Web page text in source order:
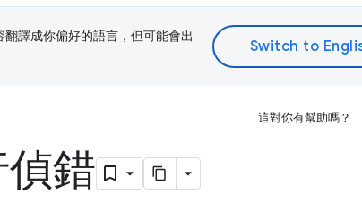
譯成你偏好的語言，但可能會出
這對你有幫助嗎？
錯